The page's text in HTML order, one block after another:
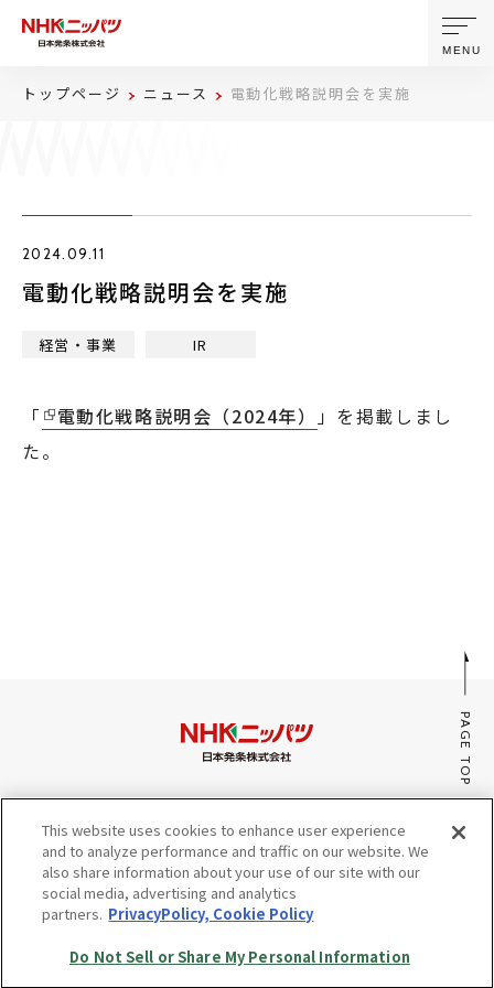
お問い合わせ
製品・技術
ニュース
株主・投資家情報
MENU
トップページ ニュース 電動化戦略説明会を実施
2024.09.11
電動化戦略説明会を実施
経営・事業 IR
「 電動化戦略説明会（2024年） 」を掲載しまし
た。
PAGE TOP
みんなのaiポータル
サイトマップ
プライバシーポリシー・Cookieポリシー
Do Not Sell or Share My Personal Information
This website uses cookies to enhance user experience
and to analyze performance and traffic on our website. We
also share information about your use of our site with our
social media, advertising and analytics
partners. PrivacyPolicy, Cookie Policy
Do Not Sell or Share My Personal Information